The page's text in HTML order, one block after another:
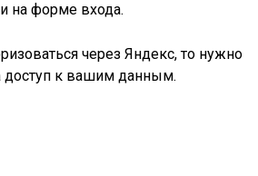
на форме входа.
через Яндекс, то нужно
доступ к вашим данным.